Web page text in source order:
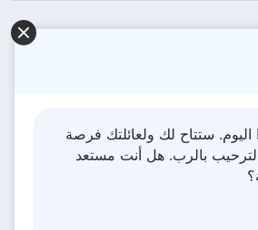
الأرض! هل تريد دخوله؟
ستتاح لك ولعائلتك فرصة
بالرب. هل أنت مستعد